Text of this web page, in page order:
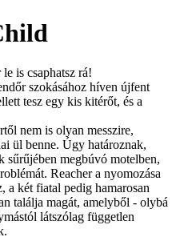
is csaphatsz rá!
szokásához híven újfent
tesz egy kis kitérőt, és a
nem is olyan messzire,
ül benne. Úgy határoznak,
sűrűjében megbúvó motelben,
Reacher a nyomozása
a két fiatal pedig hamarosan
találja magát, amelyből - olybá
látszólag független